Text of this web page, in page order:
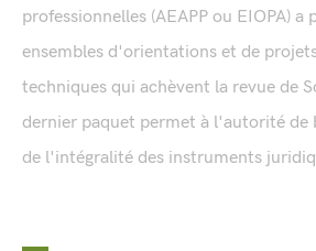
professionnelles (AEAPP ou EIOPA) a
ensembles d'orientations et de
techniques qui achèvent la revue de
dernier paquet permet à l'autorité de
de l'intégralité des instruments